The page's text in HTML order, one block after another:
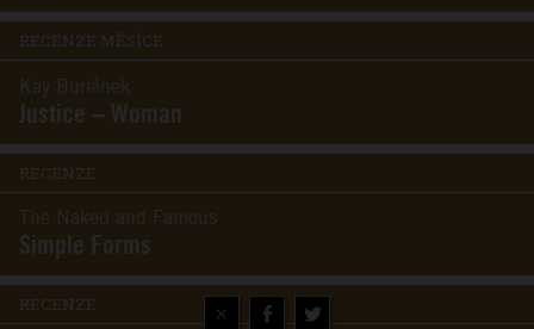
×
RECENZE MĚSÍCE
Kay Buriánek
Justice – Woman
RECENZE
The Naked and Famous
Simple Forms
RECENZE